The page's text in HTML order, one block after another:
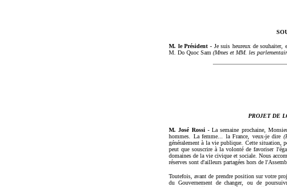
M. le Président - Je suis heureux de
M. Do Quoc Sam (Mmes et MM. les
PROJET DE
M. José Rossi -La semaine prochaine,
hommes. La femme... la France, veux-je dire
généralement à la vie publique. Cette situation,
peut que souscrire à la volonté de favoriser
domaines de la vie civique et sociale. Nous
réserves sont d'ailleurs partagées hors de
Toutefois, avant de prendre position sur votre
du Gouvernement de changer, ou de